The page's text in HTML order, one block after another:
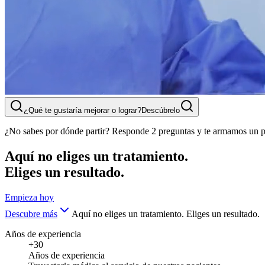
¿Qué te gustaría mejorar o lograr?Descúbrelo
¿No sabes por dónde partir? Responde 2 preguntas y te armamos un
Aquí no eliges un tratamiento.
Eliges un resultado.
Empieza hoy
Descubre más
Aquí no eliges un tratamiento. Eliges un resultado.
Años de experiencia
+30
Años de experiencia